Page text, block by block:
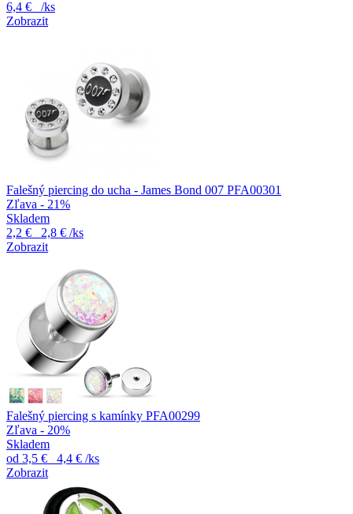
6,4 €
/ks
Zobrazit
Falešný piercing do ucha - James Bond 007 PFA00301
Zľava - 21%
Skladem
2,2 €
2,8 € /ks
Zobrazit
Falešný piercing s kamínky PFA00299
Zľava - 20%
Skladem
od 3,5 € 4,4 € /ks
Zobrazit